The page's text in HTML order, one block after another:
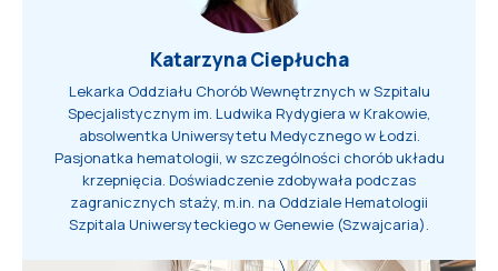
Katarzyna Ciepłucha
Lekarka Oddziału Chorób Wewnętrznych w Szpitalu
Specjalistycznym im. Ludwika Rydygiera w Krakowie,
absolwentka Uniwersytetu Medycznego w Łodzi.
Pasjonatka hematologii, w szczególności chorób układu
krzepnięcia. Doświadczenie zdobywała podczas
zagranicznych staży, m.in. na Oddziale Hematologii
Szpitala Uniwersyteckiego w Genewie (Szwajcaria).